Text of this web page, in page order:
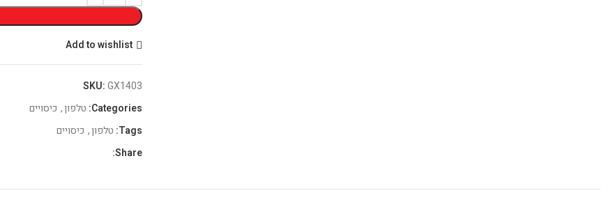
Add to wishlist
SKU:GX1403
Categories: טלפון, כיסויים
Tags: טלפון, כיסויים
Share: